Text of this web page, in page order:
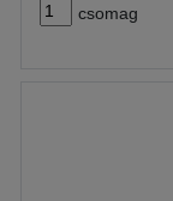
csomag